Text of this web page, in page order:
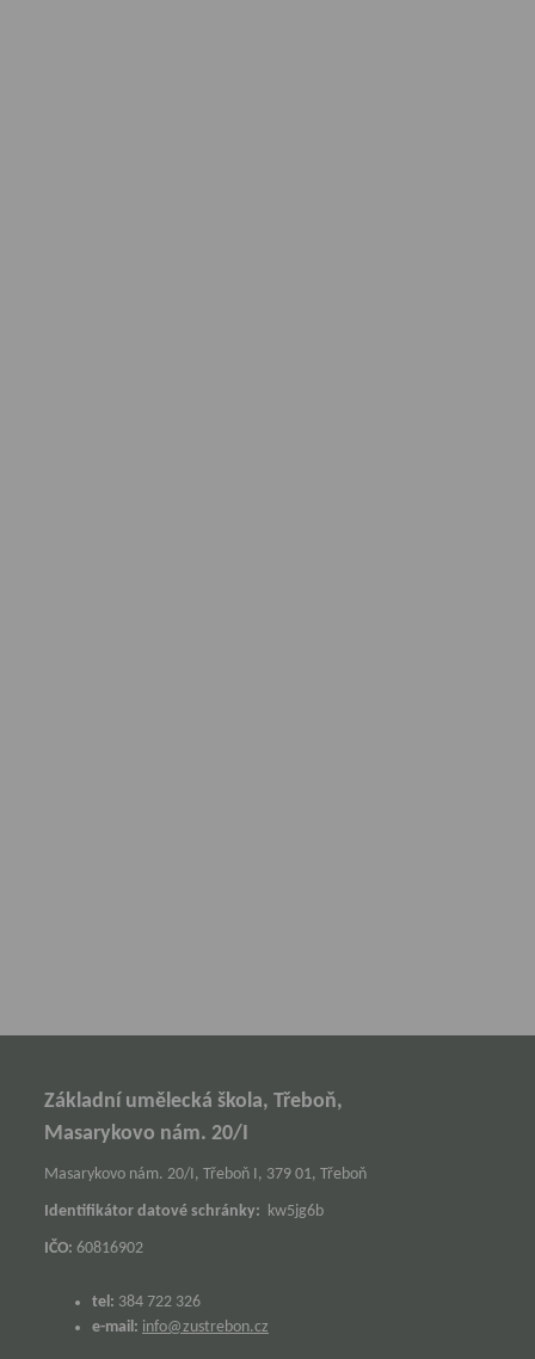
Základní umělecká škola, Třeboň,
Masarykovo nám. 20/I
Masarykovo nám. 20/I, Třeboň I, 379 01, Třeboň
Identifikátor datové schránky: kw5jg6b
IČO: 60816902
tel: 384 722 326
e-mail: info@zustrebon.cz